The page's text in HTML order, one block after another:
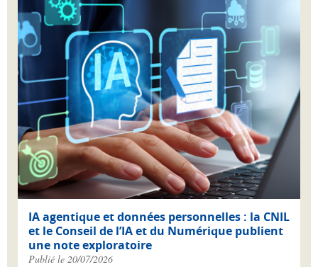
IA agentique et données personnelles : la CNIL
et le Conseil de l’IA et du Numérique publient
une note exploratoire
Publié le 20/07/2026